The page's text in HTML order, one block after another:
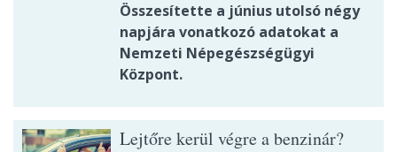
Összesítette a június utolsó négy
napjára vonatkozó adatokat a
Nemzeti Népegészségügyi
Központ.
Lejtőre kerül végre a benzinár?